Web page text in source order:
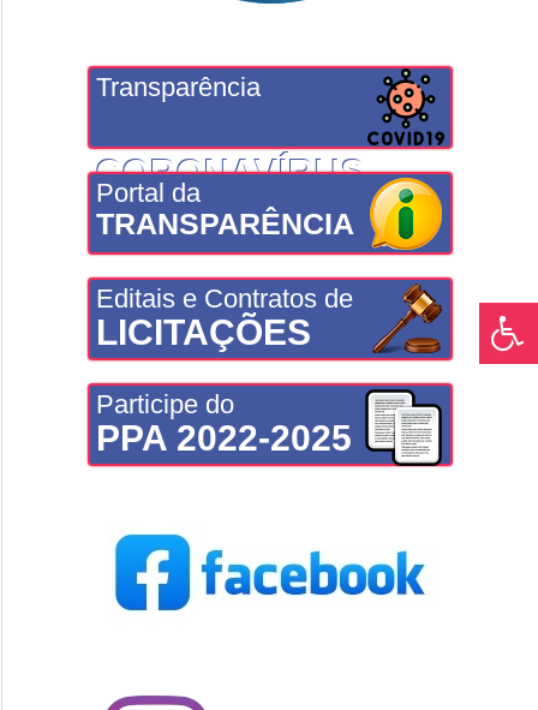
Transparência
CORONAVÍRUS
Portal da
TRANSPARÊNCIA
Editais e Contratos de
LICITAÇÕES
Participe do
PPA 2022-2025